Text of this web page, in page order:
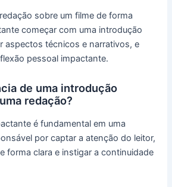
sobre um filme de forma
começar com uma introdução
aspectos técnicos e narrativos, e
pessoal impactante.
de uma introdução
redação?
é fundamental em uma
por captar a atenção do leitor,
forma clara e instigar a continuidade